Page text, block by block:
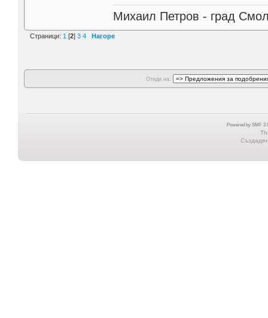
Михаил Петров - град
Страници: 1 [2] 3 4 Нагоре
Отиди на:
Powered by SMF